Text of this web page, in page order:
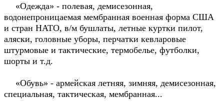
«Одежда» - полевая, демисезонная,
водонепроницаемая мембранная военная форма США
и стран НАТО, в/м бушлаты, летные куртки пилот,
аляски, головные уборы, перчатки кевларовые
штурмовые и тактические, термобелье, футболки,
шорты и т.д.
«Обувь» - армейская летняя, зимняя, демисезонная,
специальная, тактическая, мембранная...